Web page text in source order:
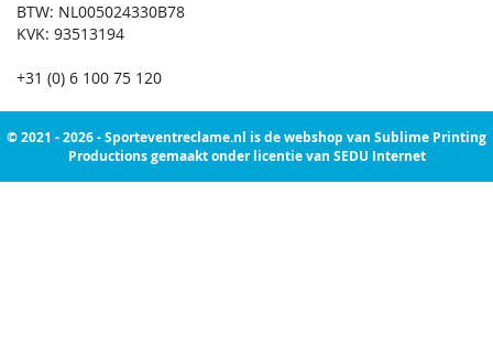
BTW: NL005024330B78
KVK: 93513194
+31 (0) 6 100 75 120
© 2021 - 2026 - Sporteventreclame.nl is de webshop van Sublime Printing
Productions gemaakt onder licentie van SEDU Internet